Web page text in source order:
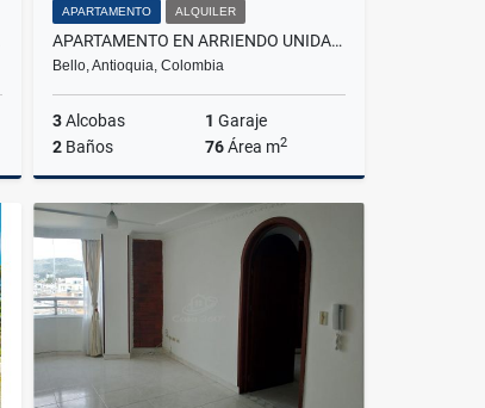
APARTAMENTO ALQUILER
APARTAMENTO EN ARRIENDO UNIDAD DISTRITO PLAZA, BELLO
Bello, Antioquia, Colombia
3Alcobas 1 Garaje
2 Baños 76Área m2
Alquiler
$2.800.000